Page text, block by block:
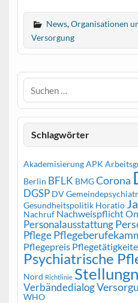
News,Organisationen
Versorgung
Schlagwörter
AkademisierungAPK
Berlin BFLK BMGCorona
DGSP DV
Gesundheitspolitik Horatio
Nachruf Nachweispflicht
Personalausstattung
Pflege
Pflegepreis
Psychiatrische
Nord Richtlinie
Verbändedialog
WHO